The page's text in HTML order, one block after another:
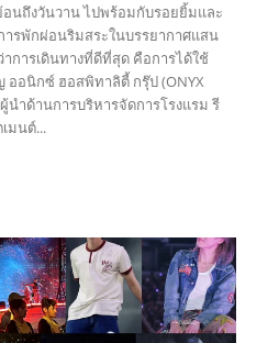
นถึงวันวาน ไปพร้อมกับรอยยิ้มและ
การพักผ่อนริมสระในบรรยากาศแสน
ออนิกซ์ ฮอสพิทาลิตี้ กรุ๊ป (ONYX
นำด้านการบริหารจัดการโรงแรม รี
มนต์...